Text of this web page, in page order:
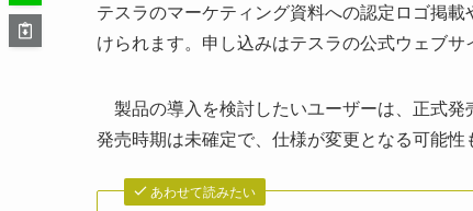
テスラのマーケティング資料への認定ロゴ掲
けられます。申し込みはテスラの公式ウェブサ
製品の導入を検討したいユーザーは、正式発
発売時期は未確定で、仕様が変更となる可能性
あわせて読みたい